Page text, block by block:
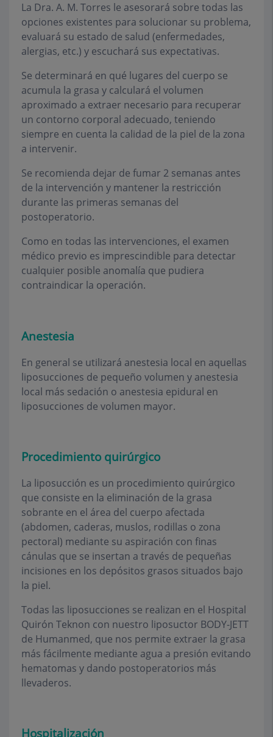
La Dra. A. M. Torres le asesorará sobre todas las
opciones existentes para solucionar su problema,
evaluará su estado de salud (enfermedades,
alergias, etc.) y escuchará sus expectativas.
Se determinará en qué lugares del cuerpo se
acumula la grasa y calculará el volumen
aproximado a extraer necesario para recuperar
un contorno corporal adecuado, teniendo
siempre en cuenta la calidad de la piel de la zona
a intervenir.
Se recomienda dejar de fumar 2 semanas antes
de la intervención y mantener la restricción
durante las primeras semanas del
postoperatorio.
Como en todas las intervenciones, el examen
médico previo es imprescindible para detectar
cualquier posible anomalía que pudiera
contraindicar la operación.
Anestesia
En general se utilizará anestesia local en aquellas
liposucciones de pequeño volumen y anestesia
local más sedación o anestesia epidural en
liposucciones de volumen mayor.
Procedimiento quirúrgico
La liposucción es un procedimiento quirúrgico
que consiste en la eliminación de la grasa
sobrante en el área del cuerpo afectada
(abdomen, caderas, muslos, rodillas o zona
pectoral) mediante su aspiración con finas
cánulas que se insertan a través de pequeñas
incisiones en los depósitos grasos situados bajo
la piel.
Todas las liposucciones se realizan en el Hospital
Quirón Teknon con nuestro liposuctor BODY-JETT
de Humanmed, que nos permite extraer la grasa
más fácilmente mediante agua a presión evitando
hematomas y dando postoperatorios más
llevaderos.
Hospitalización